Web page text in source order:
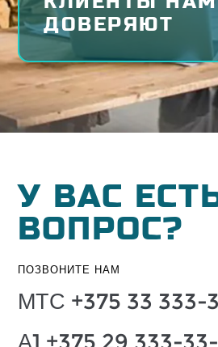
ДОВЕРЯЮТ
У ВАС
ВОПРОС?
ПОЗВОНИТЕ НАМ
МТС +375 33 333-